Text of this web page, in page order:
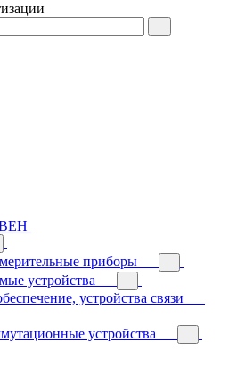
приборы
устройства
устройства связи
устройства